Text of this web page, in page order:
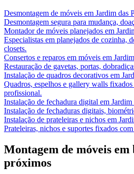
Desmontagem de móveis em Jardim das
Desmontagem segura para mudança,
Montador de móveis planejados em
Especialistas em planejados de cozinha,
closets.
Consertos e reparos em móveis em
Restauração de gavetas, portas,
Instalação de quadros decorativos em
Quadros, espelhos e gallery walls
profissional.
Instalação de fechadura digital em Jardim
Instalação de fechaduras digitais,
Instalação de prateleiras e nichos em
Prateleiras, nichos e suportes fixados com
Montagem de móveis em
próximos